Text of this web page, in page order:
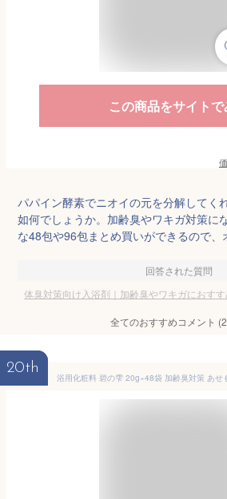
この商品をサイトで
パパイン酵素でニオイの元を分解してく
如何でしょうか。加齢臭やワキガ対策に
な48包や96包まとめ買いができるので、
回答された質問
体臭対策向け入浴剤｜加齢臭やワキガにおす
全てのおすすめコメント (2
20th
浴用化粧料 碧の雫 20g×48袋 加齢臭対策 あせ